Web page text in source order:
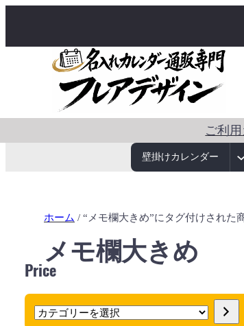
ご利
壁掛けカレンダー
ホーム / “メモ欄大きめ”にタグ付けされた
メモ欄大きめ
Price
カ